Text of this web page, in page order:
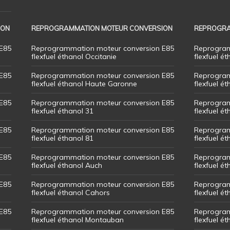
REPROGRAMMATION MOTEUR CONVERSION
Reprogrammation moteur conversion E85
flexfuel éthanol Occitanie
Reprogrammation moteur conversion E85
flexfuel éthanol Haute Garonne
Reprogrammation moteur conversion E85
flexfuel éthanol 31
Reprogrammation moteur conversion E85
flexfuel éthanol 81
Reprogrammation moteur conversion E85
flexfuel éthanol Auch
Reprogrammation moteur conversion E85
flexfuel éthanol Cahors
Reprogrammation moteur conversion E85
flexfuel éthanol Montauban
flexfuel
flexfuel
flexfuel
flexfuel
flexfuel
flexfuel
flexfuel